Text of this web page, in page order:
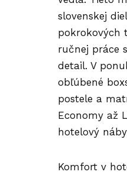
slovenskej
pokrokových
ručnej práce
detail. V
obľúbené
postele a
Economy až
hotelový
Komfort v